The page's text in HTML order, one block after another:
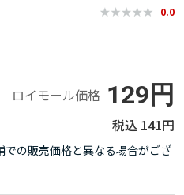
0.0
ロイモール価格 129円
141円
の販売価格と異なる場合がござ